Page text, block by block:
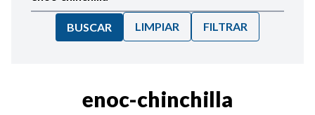
BUSCAR LIMPIAR FILTRAR
enoc-chinchilla